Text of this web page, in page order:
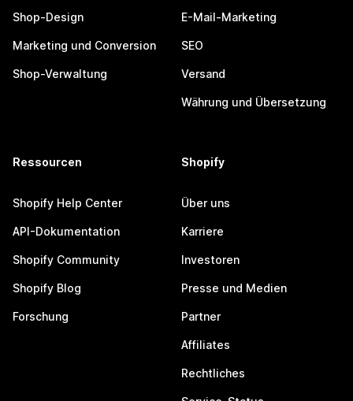
Shop-Design
Marketing und Conversion
Shop-Verwaltung
E-Mail-Marketing
SEO
Versand
Währung und Übersetzung
Ressourcen
Shopify Help Center
API-Dokumentation
Shopify Community
Shopify Blog
Forschung
Shopify
Über uns
Karriere
Investoren
Presse und Medien
Partner
Affiliates
Rechtliches